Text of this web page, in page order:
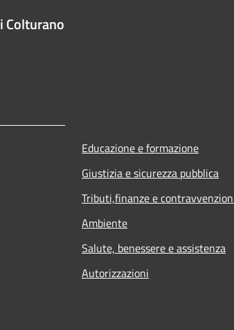
Colturano
Educazione e formazione
Giustizia e sicurezza pubblica
Tributi,finanze e
Ambiente
Salute, benessere e assistenza
Autorizzazioni